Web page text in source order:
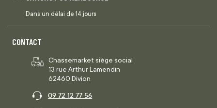
Dans un délai de 14 jours
CONTACT
Chassemarket siège social
13 rue Arthur Lamendin
62460 Divion
09 72 12 77 56